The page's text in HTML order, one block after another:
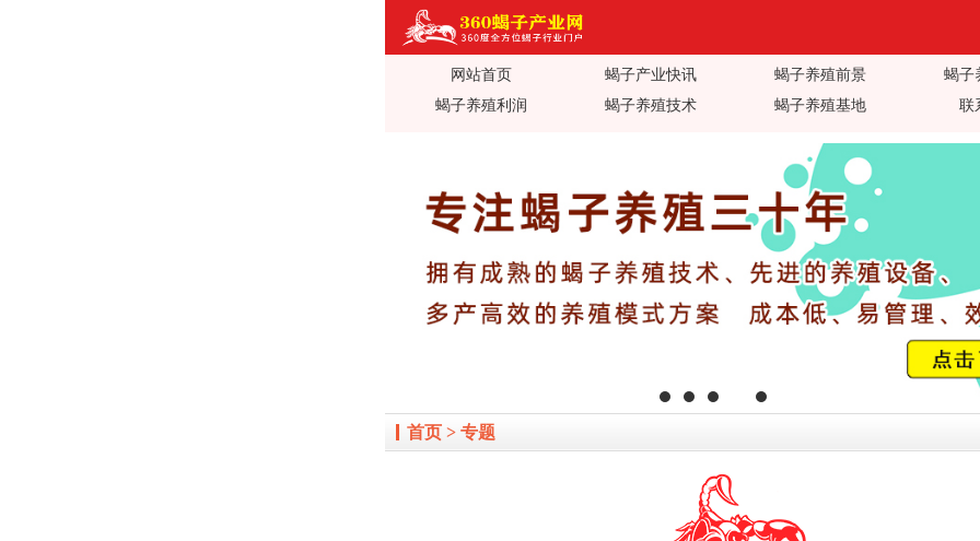
360蝎子养殖产业网_蝎子养殖技术视频_蝎子养
网站首页 蝎子产业快讯 蝎子养殖前景
蝎子
蝎子养殖利润
蝎子养殖技术 蝎子养殖基地 联
首页 > 专题